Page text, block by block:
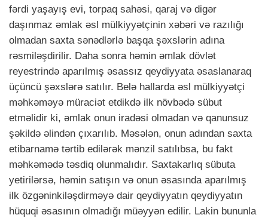
fərdi yaşayış evi, torpaq sahəsi, qaraj və digər
daşınmaz əmlak əsl mülkiyyətçinin xəbəri və razılığı
olmadan saxta sənədlərlə başqa şəxslərin adına
rəsmiləşdirilir. Daha sonra həmin əmlak dövlət
reyestrində aparılmış əsassız qeydiyyata əsaslanaraq
üçüncü şəxslərə satılır. Belə hallarda əsl mülkiyyətçi
məhkəməyə müraciət etdikdə ilk növbədə sübut
etməlidir ki, əmlak onun iradəsi olmadan və qanunsuz
şəkildə əlindən çıxarılıb. Məsələn, onun adından saxta
etibarnamə tərtib edilərək mənzil satılıbsa, bu fakt
məhkəmədə təsdiq olunmalıdır. Saxtakarlıq sübuta
yetirilərsə, həmin satışın və onun əsasında aparılmış
ilk özgəninkiləşdirməyə dair qeydiyyatın qeydiyyatın
hüquqi əsasının olmadığı müəyyən edilir. Lakin bununla